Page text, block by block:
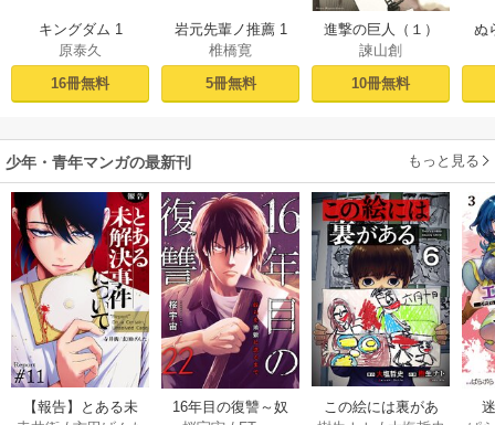
キングダム 1
原泰久
16冊無料
岩元先輩ノ推薦 1
椎橋寛
5冊無料
進撃の巨人（１）
諫山創
10冊無料
ぬ
少年・青年マンガの最新刊 もっと見る
【報告】とある未
16年目の復讐～奴
この絵には裏があ